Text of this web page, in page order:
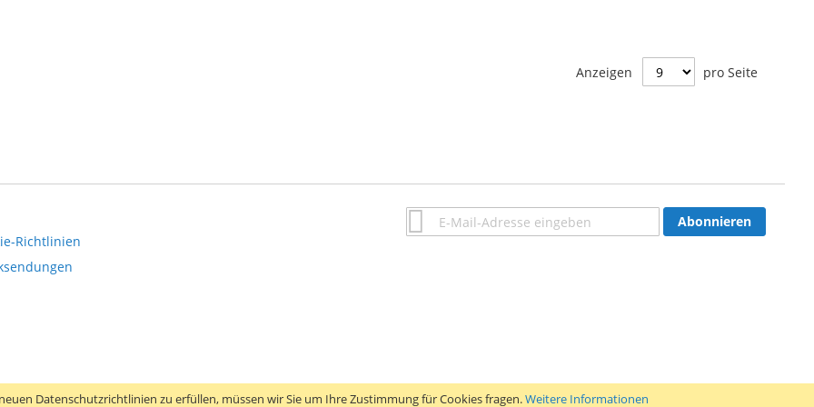
Datenschutzrichtlinien zu erfüllen, müssen wir Sie um Ihre Zustimmung für Cookies fragen.Weitere Informationen
Anzeigen pro Seite
Anmeldung
zum
Abonnieren
Richtlinien